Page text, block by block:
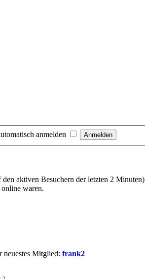
anmelden
aktiven Besuchern der letzten 2 Minuten)
waren.
neuestes Mitglied: frank2